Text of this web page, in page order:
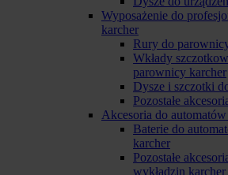
Wyposażenie do
karcher
Rury do
Wkłady
parownicy karcher
Dysze i szczotki
Pozostałe
Akcesoria do
Baterie do
karcher
Pozostałe
wykładzin karcher